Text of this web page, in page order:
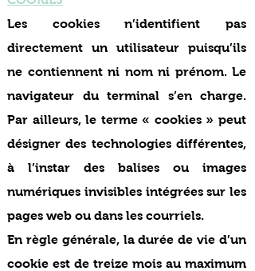
Les cookies n’identifient pas
directement un utilisateur puisqu’ils
ne contiennent ni nom ni prénom. Le
navigateur du terminal s’en charge.
Par ailleurs, le terme « cookies » peut
désigner des technologies différentes,
à l’instar des balises ou images
numériques invisibles intégrées sur les
pages web ou dans les courriels.
En règle générale, la durée de vie d’un
cookie est de treize mois au maximum